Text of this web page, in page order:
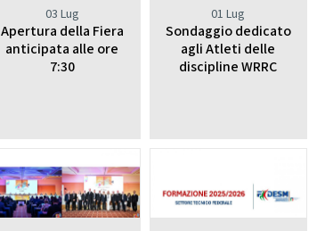
03 Lug
Apertura della Fiera
anticipata alle ore
7:30
01 Lug
Sondaggio dedicato
agli Atleti delle
discipline WRRC